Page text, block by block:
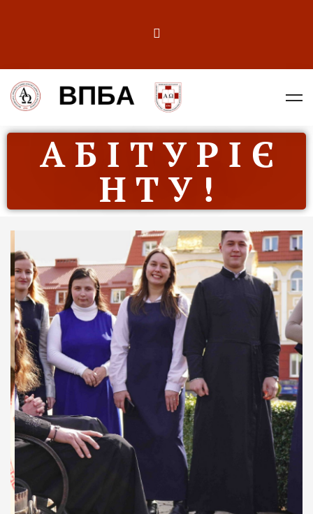
А Б І Т У Р І Є
Н Т У !
ДУХОВНО СИЛЬНІ!
ВПБА — спільнота, де
формується
покликання
Читати більше